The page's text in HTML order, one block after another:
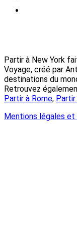
Partir à New York
Voyage, créé par
destinations du
Retrouvez
Partir à Rome, Partir
Mentions légales et